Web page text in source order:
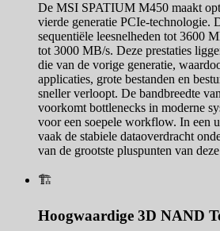
De MSI SPATIUM M450 maakt
vierde generatie PCIe-technologie.
sequentiële leesnelheden tot 3600
tot 3000 MB/s. Deze prestaties
die van de vorige generatie,
applicaties, grote bestanden en
sneller verloopt. De bandbreedte
voorkomt bottlenecks in moderne
voor een soepele workflow. In een
vaak de stabiele dataoverdracht
van de grootste pluspunten van
🏗️
Hoogwaardige 3D NAND